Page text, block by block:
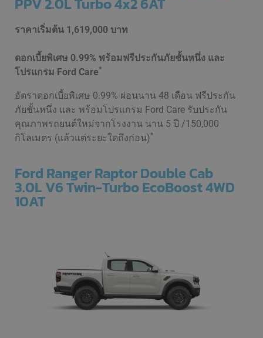
ราคาเริ่มต้น 1,619,000 บาท
ดอกเบี้ยพิเศษ 0.99% พร้อมฟรีประกันภัยชั้นหนึ่ง และ
โปรแกรม Ford Care*
อัตราดอกเบี้ยพิเศษ 0.99% ผ่อนนาน 48 เดือน ฟรีประกัน
ภัยชั้นหนึ่ง และ พร้อมโปรแกรม Ford Care รับประกัน
คุณภาพรถยนต์ใหม่จากโรงงาน นาน 5 ปี /150,000
กิโลเมตร (แล้วแต่ระยะใดถึงก่อน)*
Ford Ranger Raptor Double Cab
3.0L V6 Twin-Turbo EcoBoost 4WD
10AT